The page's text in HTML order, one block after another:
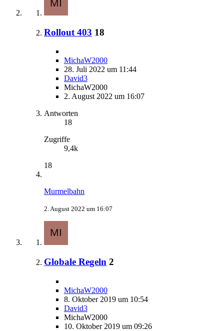
Rollout 403 18
MichaW2000
28. Juli 2022 um 11:44
David3
MichaW2000
2. August 2022 um 16:07
Antworten
18
Zugriffe
9,4k
18
Murmelbahn
2. August 2022 um 16:07
Globale Regeln 2
MichaW2000
8. Oktober 2019 um 10:54
David3
MichaW2000
10. Oktober 2019 um 09:26